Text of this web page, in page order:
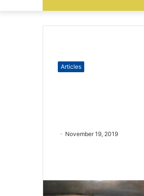
Articles
November 19, 2019